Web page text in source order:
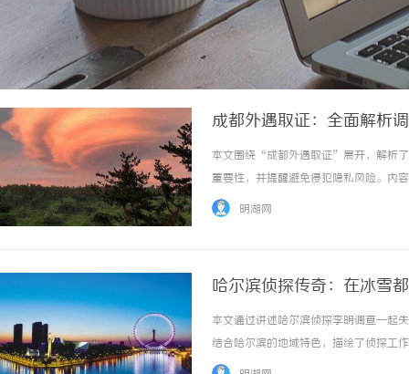
成都外遇取证：全面解析
本文围绕“成都外遇取证”展开，解析
重要性，并提醒避免侵犯隐私风险。内
明湖网
哈尔滨侦探传奇：在冰雪
本文通过讲述哈尔滨侦探李明调查一起
结合哈尔滨的地域特色，描绘了侦探工
...……